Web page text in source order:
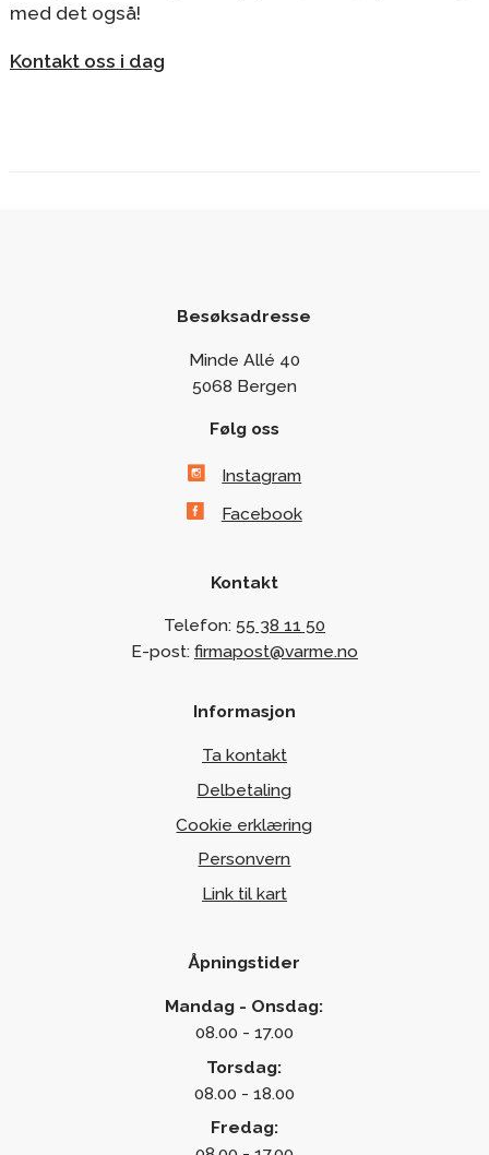
med det også!
Kontakt oss i dag
Besøksadresse
Minde Allé 40
5068 Bergen
Følg oss
Instagram
Facebook
Kontakt
Telefon: 55 38 11 50
E-post: firmapost@varme.no
Informasjon
Ta kontakt
Delbetaling
Cookie erklæring
Personvern
Link til kart
Åpningstider
Mandag - Onsdag:
08.00 - 17.00
Torsdag:
08.00 - 18.00
Fredag: